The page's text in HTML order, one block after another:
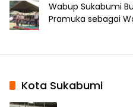
Wabup Sukabumi
Pramuka sebagai
Kota Sukabumi